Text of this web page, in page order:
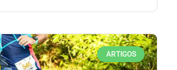
ARTIGOS